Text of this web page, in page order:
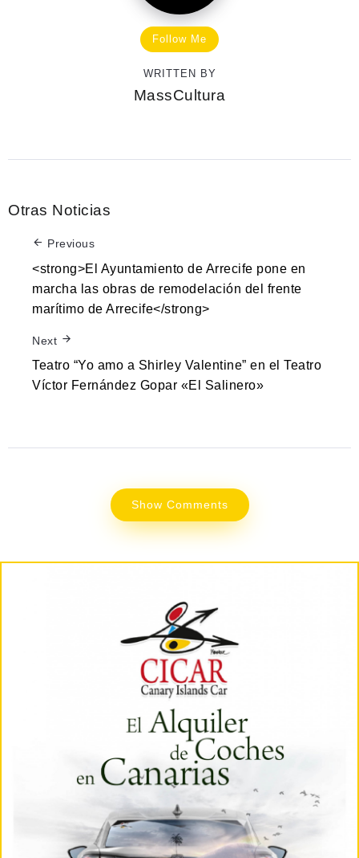
Follow Me
WRITTEN BY
MassCultura
Otras Noticias
Previous
<strong>El Ayuntamiento de Arrecife pone en
marcha las obras de remodelación del frente
marítimo de Arrecife</strong>
Next
Teatro “Yo amo a Shirley Valentine” en el Teatro
Víctor Fernández Gopar «El Salinero»
Show Comments